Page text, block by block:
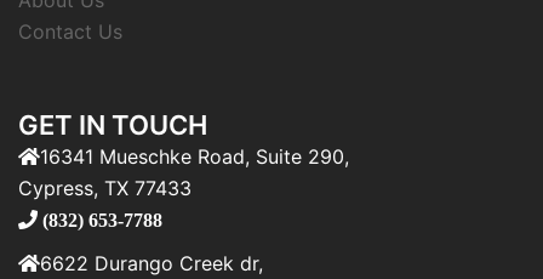
Contact Us
GET IN TOUCH
16341 Mueschke Road, Suite 290,
Cypress, TX 77433
(832) 653-7788
6622 Durango Creek dr,